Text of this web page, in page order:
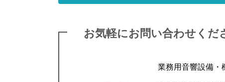
お気軽にお問い合わせくだ
業務用音響設備・